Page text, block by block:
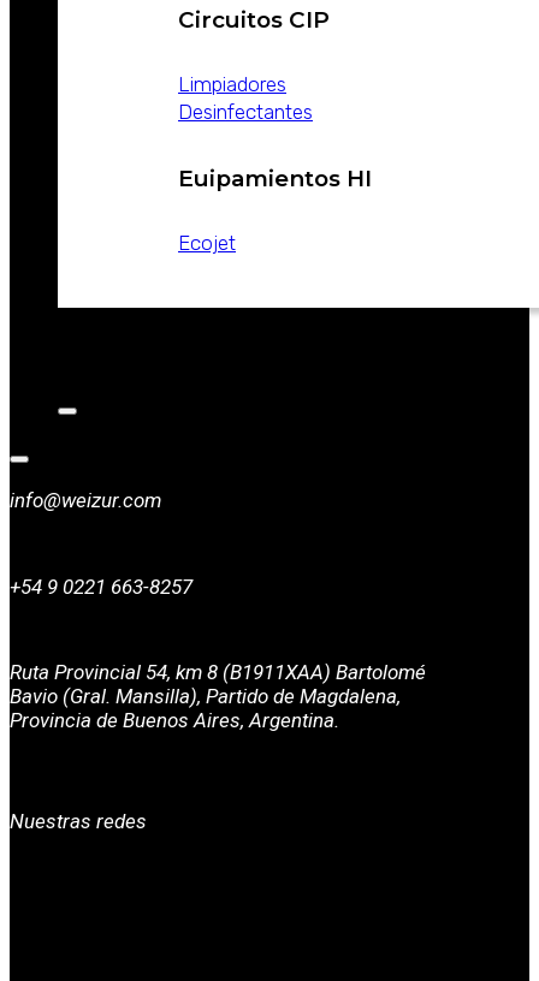
Circuitos CIP
Limpiadores
Desinfectantes
Euipamientos HI
Ecojet
info@weizur.com
+54 9 0221 663-8257
Ruta Provincial 54, km 8 (B1911XAA) Bartolomé
Bavio (Gral. Mansilla), Partido de Magdalena,
Provincia de Buenos Aires, Argentina.
Nuestras redes